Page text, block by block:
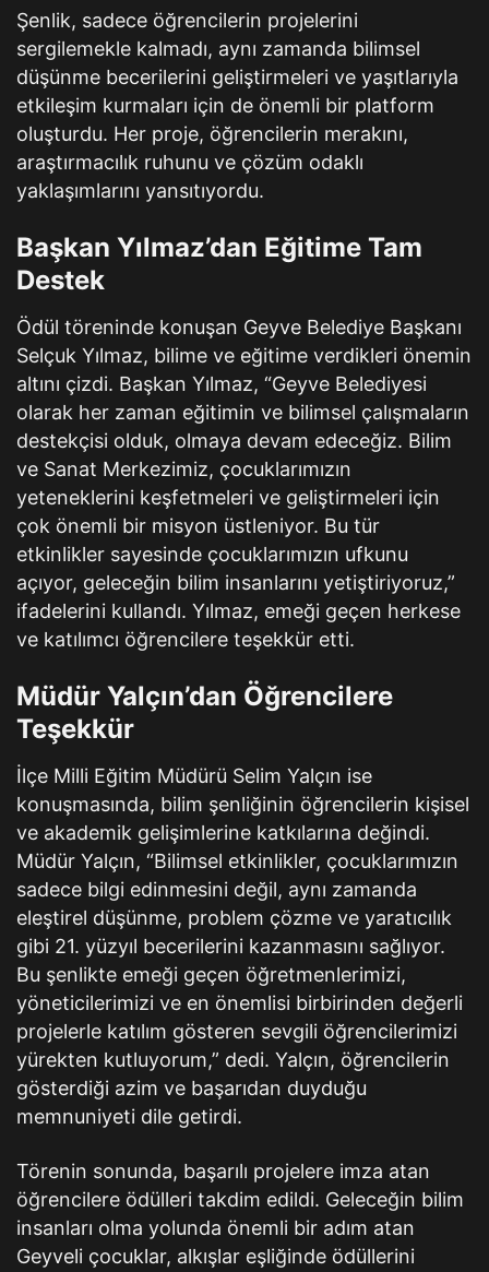
Şenlik, sadece öğrencilerin projelerini
sergilemekle kalmadı, aynı zamanda bilimsel
düşünme becerilerini geliştirmeleri ve yaşıtlarıyla
etkileşim kurmaları için de önemli bir platform
oluşturdu. Her proje, öğrencilerin merakını,
araştırmacılık ruhunu ve çözüm odaklı
yaklaşımlarını yansıtıyordu.
Başkan Yılmaz’dan Eğitime Tam
Destek
Ödül töreninde konuşan Geyve Belediye Başkanı
Selçuk Yılmaz, bilime ve eğitime verdikleri önemin
altını çizdi. Başkan Yılmaz, “Geyve Belediyesi
olarak her zaman eğitimin ve bilimsel çalışmaların
destekçisi olduk, olmaya devam edeceğiz. Bilim
ve Sanat Merkezimiz, çocuklarımızın
yeteneklerini keşfetmeleri ve geliştirmeleri için
çok önemli bir misyon üstleniyor. Bu tür
etkinlikler sayesinde çocuklarımızın ufkunu
açıyor, geleceğin bilim insanlarını yetiştiriyoruz,”
ifadelerini kullandı. Yılmaz, emeği geçen herkese
ve katılımcı öğrencilere teşekkür etti.
Müdür Yalçın’dan Öğrencilere
Teşekkür
İlçe Milli Eğitim Müdürü Selim Yalçın ise
konuşmasında, bilim şenliğinin öğrencilerin kişisel
ve akademik gelişimlerine katkılarına değindi.
Müdür Yalçın, “Bilimsel etkinlikler, çocuklarımızın
sadece bilgi edinmesini değil, aynı zamanda
eleştirel düşünme, problem çözme ve yaratıcılık
gibi 21. yüzyıl becerilerini kazanmasını sağlıyor.
Bu şenlikte emeği geçen öğretmenlerimizi,
yöneticilerimizi ve en önemlisi birbirinden değerli
projelerle katılım gösteren sevgili öğrencilerimizi
yürekten kutluyorum,” dedi. Yalçın, öğrencilerin
gösterdiği azim ve başarıdan duyduğu
memnuniyeti dile getirdi.
Törenin sonunda, başarılı projelere imza atan
öğrencilere ödülleri takdim edildi. Geleceğin bilim
insanları olma yolunda önemli bir adım atan
Geyveli çocuklar, alkışlar eşliğinde ödüllerini